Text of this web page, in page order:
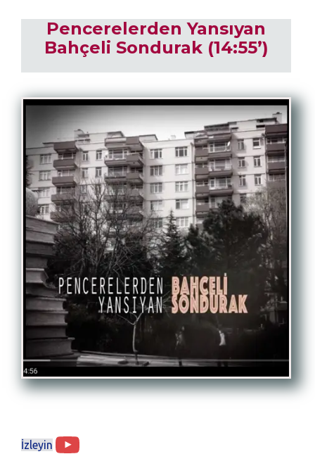
Pencerelerden Yansıyan
Bahçeli Sondurak (14:55’)
İzleyin